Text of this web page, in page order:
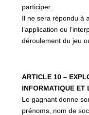
participer.
Il ne sera répondu à
l’application ou
déroulement du jeu
ARTICLE 10 –
INFORMATIQUE ET
Le gagnant donne
prénoms, nom de